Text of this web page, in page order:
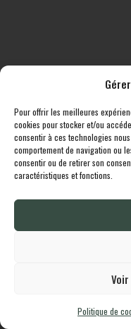
Pour offrir les meilleures
cookies pour stocker et/ou
consentir à ces technologies
comportement de navigation ou
consentir ou de retirer son
caractéristiques et fonctions.
Politique de
Toutes les destinations
Lodgingcarppropulsé
Légales |